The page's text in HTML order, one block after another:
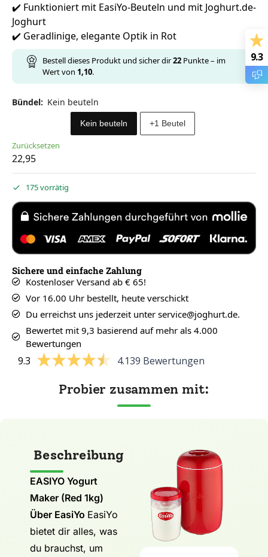
✔️ Funktioniert mit EasiYo-Beuteln und mit Joghurt.de-
Joghurt
✔️ Geradlinige, elegante Optik in Rot
Bestell dieses Produkt und sicher dir22 Punkte – im
Wert von 1,10.
Bündel: Kein beuteln
Kein beuteln +1 Beutel
Zurücksetzen
22,95
175 vorrätig
Sichere und einfache Zahlung
Kostenloser Versand ab € 65!
Vor 16.00 Uhr bestellt, heute verschickt
Du erreichst uns jederzeit unter service@joghurt.de.
Bewertet mit 9,3 basierend auf mehr als 4.000
Bewertungen
9.3 4.139 Bewertungen
Probier zusammen mit:
Beschreibung
EASIYO Yogurt
Maker (Red 1kg)
Über EasiYo EasiYo
bietet dir alles, was
du brauchst, um
9.3